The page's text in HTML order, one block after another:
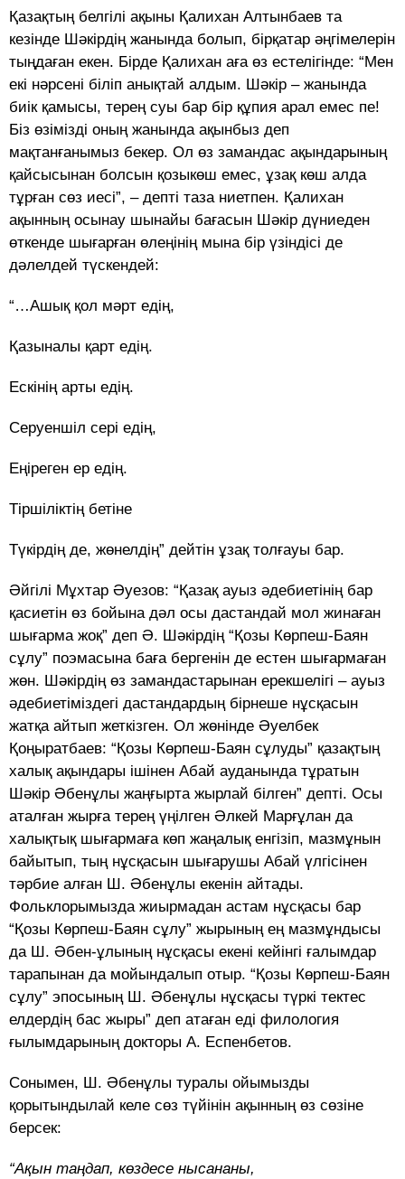
Қазақтың белгілі ақыны Қалихан Алтынбаев та
кезінде Шәкірдің жанында болып, бірқатар әңгімелерін
тыңдаған екен. Бірде Қалихан аға өз естелігінде: “Мен
екі нәрсені біліп анықтай алдым. Шәкір – жанында
биік қамысы, терең суы бар бір құпия арал емес пе!
Біз өзімізді оның жанында ақынбыз деп
мақтанғанымыз бекер. Ол өз замандас ақындарының
қайсысынан болсын қозыкөш емес, ұзақ көш алда
тұрған сөз иесі”, – депті таза ниетпен. Қалихан
ақынның осынау шынайы бағасын Шәкір дүниеден
өткенде шығарған өлеңінің мына бір үзіндісі де
дәлелдей түскендей:
“…Ашық қол мәрт едің,
Қазыналы қарт едің.
Ескінің арты едің.
Серуеншіл сері едің,
Еңіреген ер едің.
Тіршіліктің бетіне
Түкірдің де, жөнелдің” дейтін ұзақ толғауы бар.
Әйгілі Мұхтар Әуезов: “Қазақ ауыз әдебиетінің бар
қасиетін өз бойына дәл осы дастандай мол жинаған
шығарма жоқ” деп Ә. Шәкірдің “Қозы Көрпеш-Баян
сұлу” поэмасына баға бергенін де естен шығармаған
жөн. Шәкірдің өз замандастарынан ерекшелігі – ауыз
әдебиетіміздегі дастандардың бірнеше нұсқасын
жатқа айтып жеткізген. Ол жөнінде Әуелбек
Қоңыратбаев: “Қозы Көрпеш-Баян сұлуды” қазақтың
халық ақындары ішінен Абай ауданында тұратын
Шәкір Әбенұлы жаңғырта жырлай білген” депті. Осы
аталған жырға терең үңілген Әлкей Марғұлан да
халықтық шығармаға көп жаңалық енгізіп, мазмұнын
байытып, тың нұсқасын шығарушы Абай үлгісінен
тәрбие алған Ш. Әбенұлы екенін айтады.
Фольклорымызда жиырмадан астам нұсқасы бар
“Қозы Көрпеш-Баян сұлу” жырының ең мазмұндысы
да Ш. Әбен-ұлының нұсқасы екені кейінгі ғалымдар
тарапынан да мойындалып отыр. “Қозы Көрпеш-Баян
сұлу” эпосының Ш. Әбенұлы нұсқасы түркі тектес
елдердің бас жыры” деп атаған еді филология
ғылымдарының докторы А. Еспенбетов.
Сонымен, Ш. Әбенұлы туралы ойымызды
қорытындылай келе сөз түйінін ақынның өз сөзіне
берсек:
“Ақын таңдап, көздесе нысананы,